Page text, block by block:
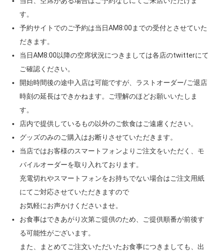
す。
予約サイトでのご予約は当日AM8:00までの受付とさせていた
だきます。
当日AM8:00以降の空席状況につきましては各店のtwitterにて
ご確認ください。
開始時間後の途中入店は可能ですが、ラストオーダー/ご退店
時刻の延長はできかねます。ご理解のほどお願いいたしま
す。
店内で提供しているもの以外のご飲食はご遠慮ください。
グッズのみのご購入はお断りさせていただきます。
当店ではお客様のスマートフォンよりご注文をいただく、モ
バイルオーダーを取り入れております。
充電切れやスマートフォンをお持ちでない場合はご注文用紙
にてご対応させていただきますので
お気軽にお声かけくださいませ。
お食事はできあがり次第ご提供のため、ご提供順番が前後す
る可能性がございます。
また、まとめてご注文いただいたお食事につきましても、出